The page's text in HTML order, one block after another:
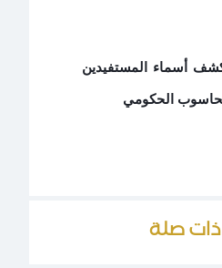
أسماء المستفيدين
الحكومي
ذات صلة